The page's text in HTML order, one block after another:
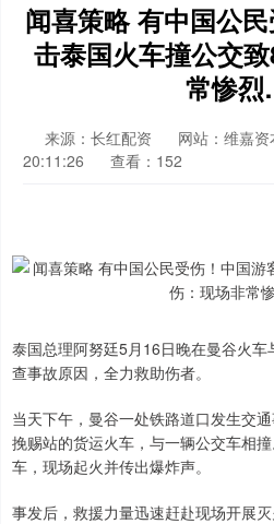
闻喜策略 有中国公
击泰国火车撞公交
常惨
来源：长红配资 网站：维嘉资
20:11:26
查看：152
泰国总理阿努廷5月16日晚在曼谷火
查事故原因，全力救助伤者。
当天下午，曼谷一处铁路道口发生交
挽赐站的货运火车，与一辆公交车相
车，现场起火并传出爆炸声。
事发后，救援力量迅速赶赴现场开展